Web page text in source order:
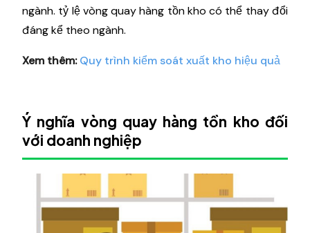
ngành. tỷ lệ vòng quay hàng tồn kho có thể thay đổi
đáng kể theo ngành.
Xem thêm: Quy trình kiểm soát xuất kho hiệu quả
Ý nghĩa vòng quay hàng tồn kho đối
với doanh nghiệp